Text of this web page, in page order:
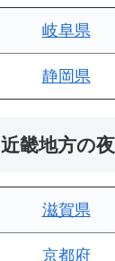
岐阜県
静岡県
近畿地方の
滋賀県
京都府